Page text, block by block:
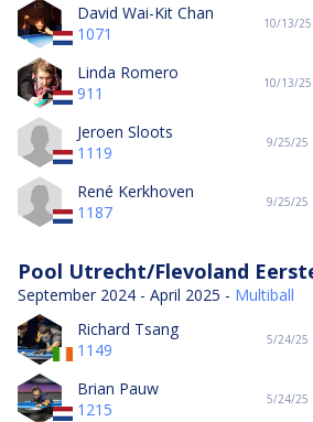
David Wai-Kit Chan
1071
10/13/25
Linda Romero
911
10/13/25
Jeroen Sloots
1119
9/25/25
René Kerkhoven
1187
9/25/25
Pool Utrecht/Flevoland
September 2024 - April 2025 - Multiball
Richard Tsang
1149
5/24/25
Brian Pauw
1215
5/24/25